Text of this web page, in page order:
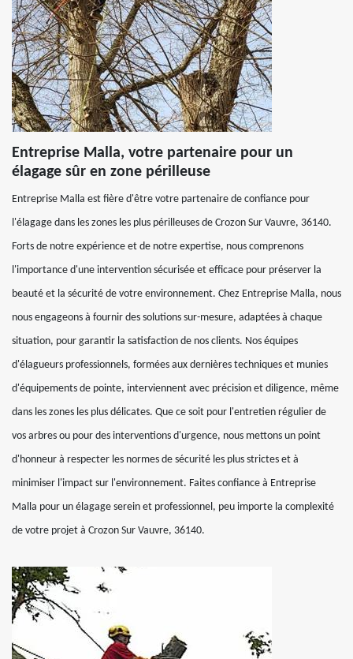
Entreprise Malla, votre partenaire pour un
élagage sûr en zone périlleuse
Entreprise Malla est fière d'être votre partenaire de confiance pour
l'élagage dans les zones les plus périlleuses de Crozon Sur Vauvre, 36140.
Forts de notre expérience et de notre expertise, nous comprenons
l'importance d'une intervention sécurisée et efficace pour préserver la
beauté et la sécurité de votre environnement. Chez Entreprise Malla, nous
nous engageons à fournir des solutions sur-mesure, adaptées à chaque
situation, pour garantir la satisfaction de nos clients. Nos équipes
d'élagueurs professionnels, formées aux dernières techniques et munies
d'équipements de pointe, interviennent avec précision et diligence, même
dans les zones les plus délicates. Que ce soit pour l'entretien régulier de
vos arbres ou pour des interventions d'urgence, nous mettons un point
d'honneur à respecter les normes de sécurité les plus strictes et à
minimiser l'impact sur l'environnement. Faites confiance à Entreprise
Malla pour un élagage serein et professionnel, peu importe la complexité
de votre projet à Crozon Sur Vauvre, 36140.